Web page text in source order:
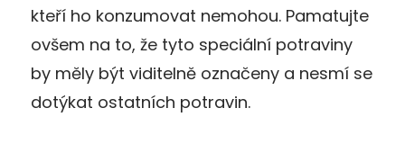
kteří ho konzumovat nemohou. Pamatujte
ovšem na to, že tyto speciální potraviny
by měly být viditelně označeny a nesmí se
dotýkat ostatních potravin.